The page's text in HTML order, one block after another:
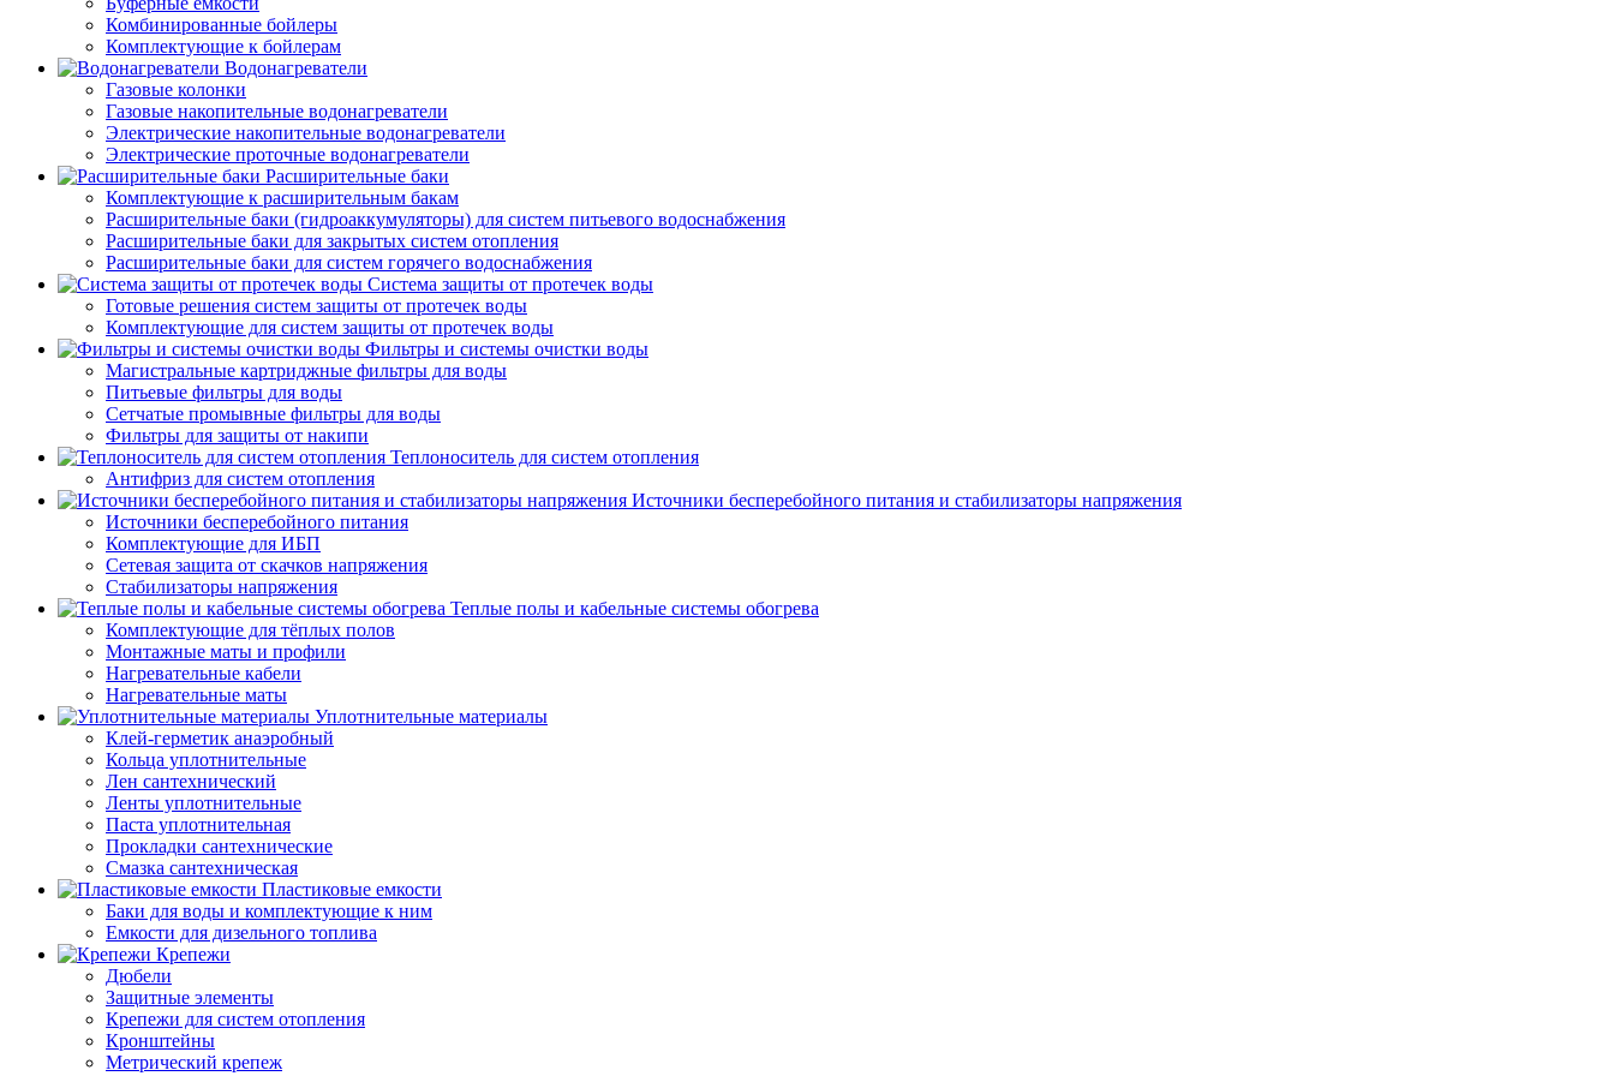
Комбинированные бойлеры
Комплектующие к бойлерам
Водонагреватели
Газовые колонки
Газовые накопительные водонагреватели
Электрические накопительные водонагреватели
Электрические проточные водонагреватели
Расширительные баки
Комплектующие к расширительным бакам
Расширительные баки (гидроаккумуляторы) для систем питьевого водоснабжения
Расширительные баки для закрытых систем отопления
Расширительные баки для систем горячего водоснабжения
Система защиты от протечек воды
Готовые решения систем защиты от протечек воды
Комплектующие для систем защиты от протечек воды
Фильтры и системы очистки воды
Магистральные картриджные фильтры для воды
Питьевые фильтры для воды
Сетчатые промывные фильтры для воды
Фильтры для защиты от накипи
Теплоноситель для систем отопления
Антифриз для систем отопления
Источники бесперебойного питания и стабилизаторы напряжения
Источники бесперебойного питания
Комплектующие для ИБП
Сетевая защита от скачков напряжения
Стабилизаторы напряжения
Теплые полы и кабельные системы обогрева
Комплектующие для тёплых полов
Монтажные маты и профили
Нагревательные кабели
Нагревательные маты
Уплотнительные материалы
Клей-герметик анаэробный
Кольца уплотнительные
Лен сантехнический
Ленты уплотнительные
Паста уплотнительная
Прокладки сантехнические
Смазка сантехническая
Пластиковые емкости
Баки для воды и комплектующие к ним
Емкости для дизельного топлива
Крепежи
Дюбели
Защитные элементы
Крепежи для систем отопления
Кронштейны
Метрический крепеж